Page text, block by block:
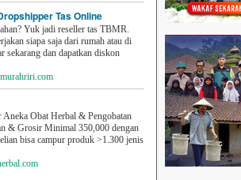
Tas Online
Yuk jadi reseller tas TBMR.
siapa saja dari rumah atau di
sekarang dan dapatkan diskon
Obat Herbal & Pengobatan
& Grosir Minimal 350,000 dengan
bisa campur produk >1.300 jenis